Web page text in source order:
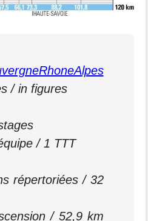
/ in figures
/ 1 TTT
répertoriées / 32
/ 52,9 km